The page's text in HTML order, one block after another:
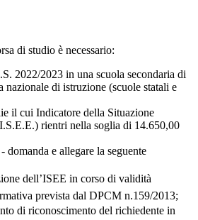
di studio è necessario:
2022/2023 in una scuola secondaria di
nazionale di istruzione (scuole statali e
il cui Indicatore della Situazione
rientri nella soglia di 14.650,00
e allegare la seguente
dell’ISEE in corso di validità
prevista dal DPCM n.159/2013;
di riconoscimento del richiedente in